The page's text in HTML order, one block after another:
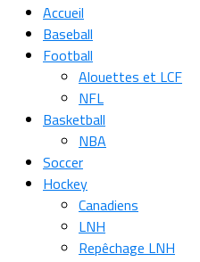
Accueil
Baseball
Football
Alouettes et LCF
NFL
Basketball
NBA
Soccer
Hockey
Canadiens
LNH
Repêchage LNH